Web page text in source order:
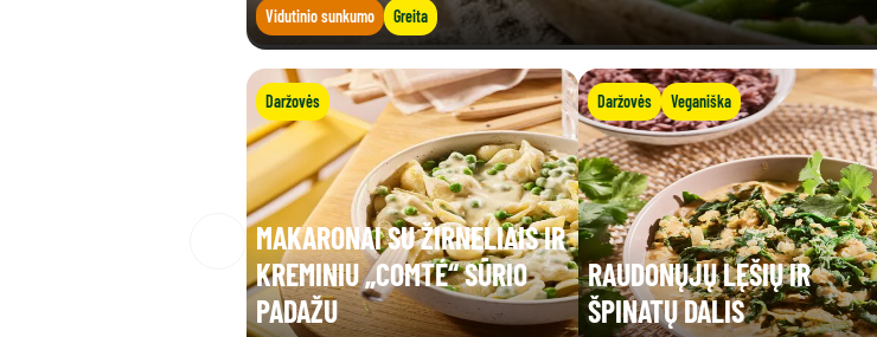
Vidutinio sunkumo Greita
Daržovės
MAKARONAI SU ŽIRNELIAIS IR
KREMINIU „COMTÉ“ SŪRIO
PADAŽU
Daržovės Veganiška
RAUDONŲJŲ LĘŠIŲ IR
ŠPINATŲ DALIS